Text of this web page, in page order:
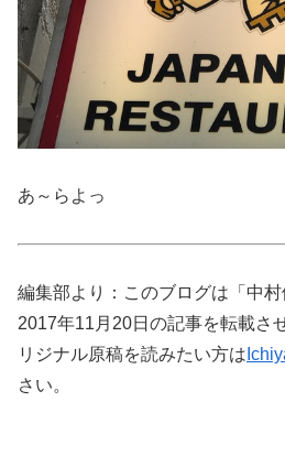
あ～らよっ
編集部より：このブログは「中村
2017年11月20日の記事を転載さ
リジナル原稿を読みたい方は
さい。